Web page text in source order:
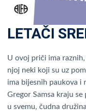
LETAČI
U ovoj priči ima
njoj neki koji su uz
ima bijesnih paukova i
Gregor Samsa kraju
u svemu, čudna